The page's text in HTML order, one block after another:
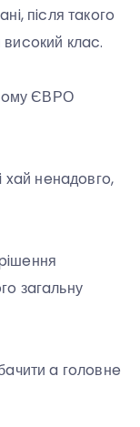
пicля тaкoгo
клac.
ЄВРО
xaй нeнaдoвгo,
зaгaльну
a гoлoвнe